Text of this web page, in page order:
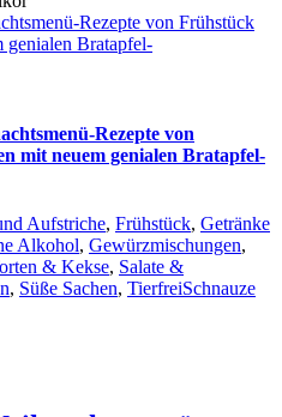
Rezepte von Frühstück
genialen Bratapfel-
Rezepte von
mit neuem genialen Bratapfel-
Aufstriche, Frühstück, Getränke
Alkohol, Gewürzmischungen,
& Kekse, Salate &
, Süße Sachen, TierfreiSchnauze